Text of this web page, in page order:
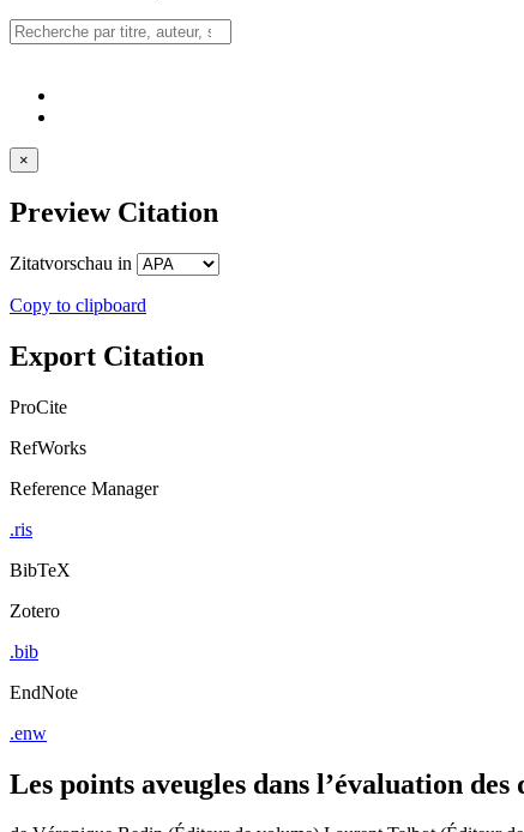
×
Preview Citation
Zitatvorschau in
Copy to clipboard
Export Citation
ProCite
RefWorks
Reference Manager
.ris
BibTeX
Zotero
.bib
EndNote
.enw
Les points aveugles dans l’évaluation